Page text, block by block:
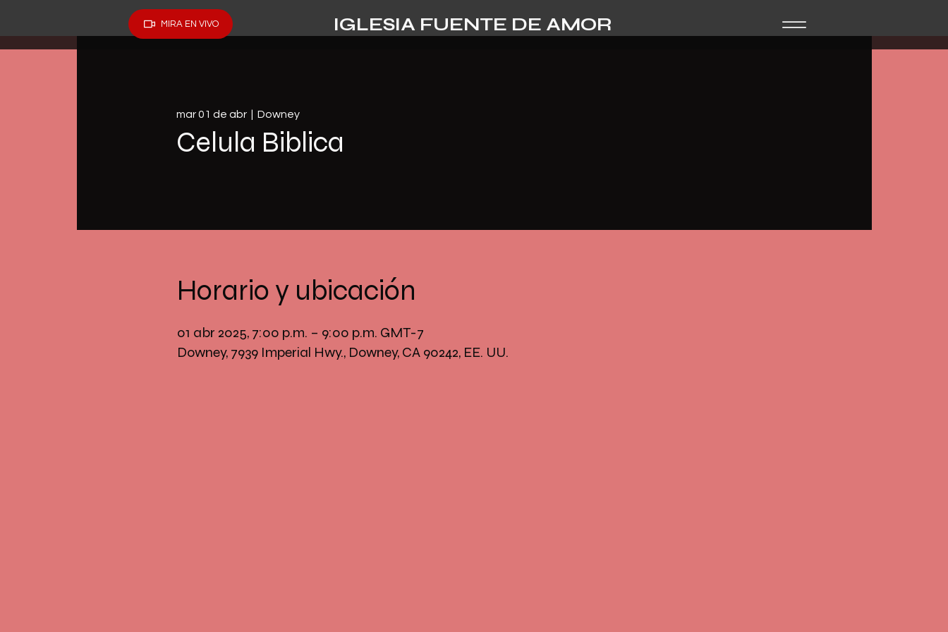
MIRA EN VIVO IGLESIA FUENTE DE AMOR
mar 01 de abr
  |
Downey
Celula Biblica
Horario y ubicación
01 abr 2025, 7:00 p.m. – 9:00 p.m. GMT-7
Downey, 7939 Imperial Hwy., Downey, CA 90242, EE. UU.